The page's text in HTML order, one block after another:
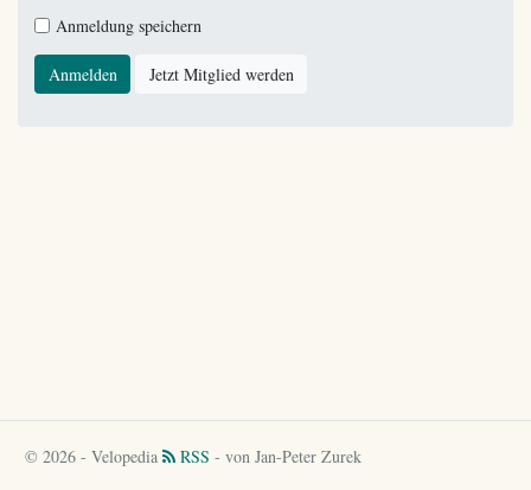
Anmeldung speichern
Anmelden Jetzt Mitglied werden
© 2026 - Velopedia RSS - von Jan-Peter Zurek